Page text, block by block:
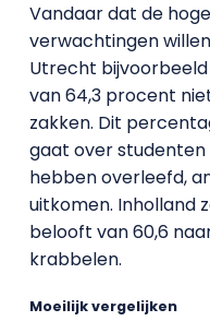
Vandaar dat de
verwachtingen
Utrecht
van 64,3 procent
zakken. Dit
gaat over
hebben overleefd,
uitkomen. Inholland
belooft van 60,6
krabbelen.
Moeilijk vergelijken